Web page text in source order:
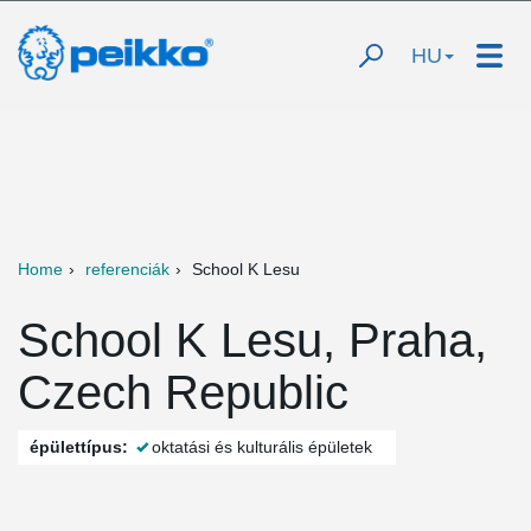
HU
Home referenciák School K Lesu
School K Lesu, Praha,
Czech Republic
épülettípus: oktatási és kulturális épületek